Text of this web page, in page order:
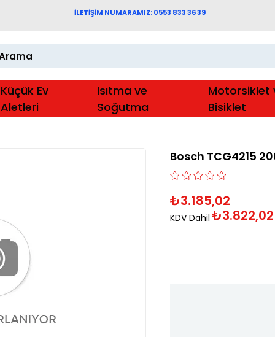
İLETİŞİM NUMARAMIZ: 0553 833 36 39
Küçük Ev
Aletleri
Isıtma ve
Soğutma
Motorsiklet
Bisiklet
Bosch TCG4215
₺3.185,02
KDV Dahil ₺3.822,02